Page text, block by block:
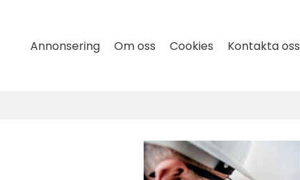
Annonsering Om oss Cookies Kontakta oss